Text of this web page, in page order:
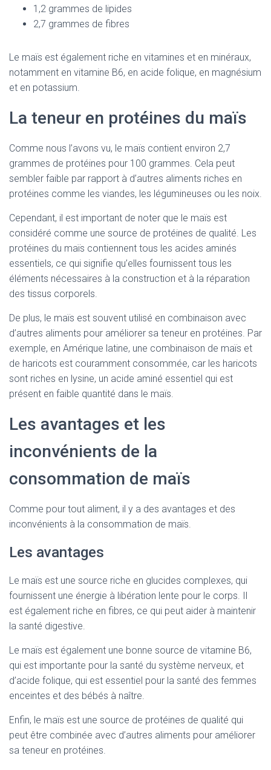
1,2 grammes de lipides
2,7 grammes de fibres
Le maïs est également riche en vitamines et en minéraux,
notamment en vitamine B6, en acide folique, en magnésium
et en potassium.
La teneur en protéines du maïs
Comme nous l’avons vu, le maïs contient environ 2,7
grammes de protéines pour 100 grammes. Cela peut
sembler faible par rapport à d’autres aliments riches en
protéines comme les viandes, les légumineuses ou les noix.
Cependant, il est important de noter que le maïs est
considéré comme une source de protéines de qualité. Les
protéines du maïs contiennent tous les acides aminés
essentiels, ce qui signifie qu’elles fournissent tous les
éléments nécessaires à la construction et à la réparation
des tissus corporels.
De plus, le maïs est souvent utilisé en combinaison avec
d’autres aliments pour améliorer sa teneur en protéines. Par
exemple, en Amérique latine, une combinaison de maïs et
de haricots est couramment consommée, car les haricots
sont riches en lysine, un acide aminé essentiel qui est
présent en faible quantité dans le maïs.
Les avantages et les
inconvénients de la
consommation de maïs
Comme pour tout aliment, il y a des avantages et des
inconvénients à la consommation de maïs.
Les avantages
Le maïs est une source riche en glucides complexes, qui
fournissent une énergie à libération lente pour le corps. Il
est également riche en fibres, ce qui peut aider à maintenir
la santé digestive.
Le maïs est également une bonne source de vitamine B6,
qui est importante pour la santé du système nerveux, et
d’acide folique, qui est essentiel pour la santé des femmes
enceintes et des bébés à naître.
Enfin, le maïs est une source de protéines de qualité qui
peut être combinée avec d’autres aliments pour améliorer
sa teneur en protéines.